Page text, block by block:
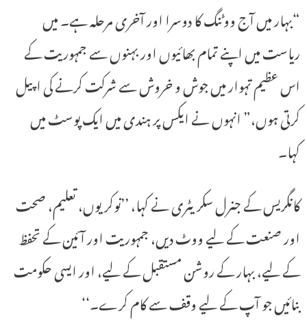
“بہار میں آج ووٹنگ کا دوسرا اور آخری مرحلہ ہے۔ میں
ریاست میں اپنے تمام بھائیوں اور بہنوں سے جمہوریت کے
اس عظیم تہوار میں جوش و خروش سے شرکت کرنے کی اپیل
کرتی ہوں،” انہوں نے ایکس پر ہندی میں ایک پوسٹ میں
کہا۔
کانگریس کے جنرل سکریٹری نے کہا، ’’نوکریوں، تعلیم، صحت
اور صنعت کے لیے ووٹ دیں، جمہوریت اور آئین کے تحفظ
کے لیے، بہار کے روشن مستقبل کے لیے، اور ایسی حکومت
بنائیں جو آپ کے لیے وقف سے کام کرے۔‘‘